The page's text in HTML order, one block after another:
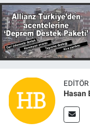
Hasan